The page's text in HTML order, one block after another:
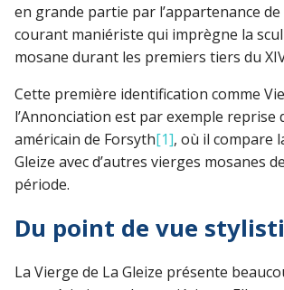
en grande partie par l’appartenance
courant maniériste qui imprègne la
mosane durant les premiers tiers du
Cette première identification comme
l’Annonciation est par exemple reprise
américain de Forsyth[1], où il compare
Gleize avec d’autres vierges mosanes
période.
Du point de vue
La Vierge de La Gleize présente